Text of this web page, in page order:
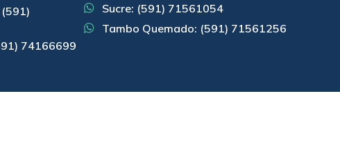
74166699
Sucre: (591) 71561054
Tambo Quemado: (591) 71561256